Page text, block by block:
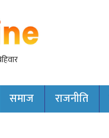
समाज राजनीति